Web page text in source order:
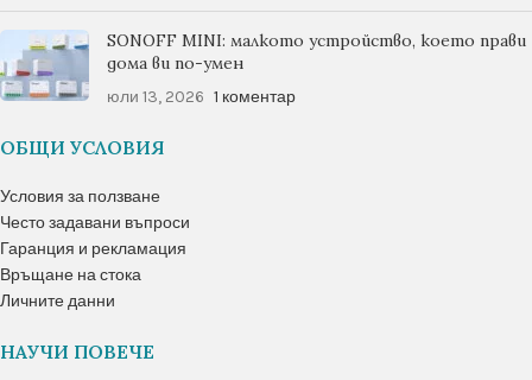
SONOFF MINI: малкото устройство, което прави
дома ви по-умен
юли 13, 2026 1 коментар
ОБЩИ УСЛОВИЯ
Условия за ползване
Често задавани въпроси
Гаранция и рекламация
Връщане на стока
Личните данни
НАУЧИ ПОВЕЧЕ